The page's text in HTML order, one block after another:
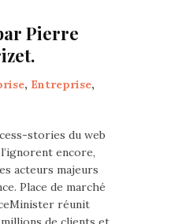
Pierre
, Entreprise,
stories du web
encore,
acteurs majeurs
Place de marché
réunit